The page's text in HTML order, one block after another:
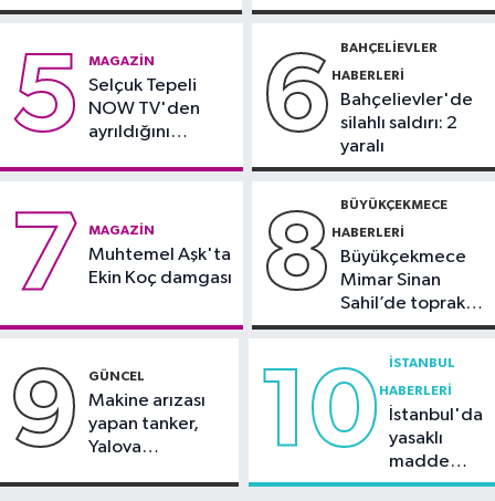
Kayalık bölgelerde zehirli tehlike
silahlı kavga
görüntülendi
5 MAGAZIN
Selçuk Tepeli
NOW TV'den
ayrıldığını
6 BAHÇELIEVLER
HABERLERI
Bahçelievler'de
silahlı saldırı: 2
yaralı
7 MAGAZIN
Muhtemel Aşk'ta
Ekin Koç damgası
8 BÜYÜKÇEKMECE
HABERLERI
Büyükçekmece
Mimar Sinan
Sahil’de toprak
kayması
9 GÜNCEL
Makine arızası
yapan tanker,
Yalova
10 İSTANBUL
HABERLERI
İstanbul'da
yasaklı
madde
operasyonu